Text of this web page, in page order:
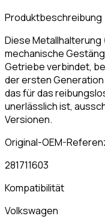
Produktbeschreibung
Diese Metallhalterung
mechanische
Getriebe verbindet,
der ersten
das für das
unerlässlich ist,
Versionen.
Original-OEM-
281711603
Kompatibilität
Volkswagen